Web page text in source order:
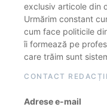
exclusiv articole din
Urmărim constant
cum face politicile
îi formează pe
care trăim sunt
CONTACT
Adrese e-mail